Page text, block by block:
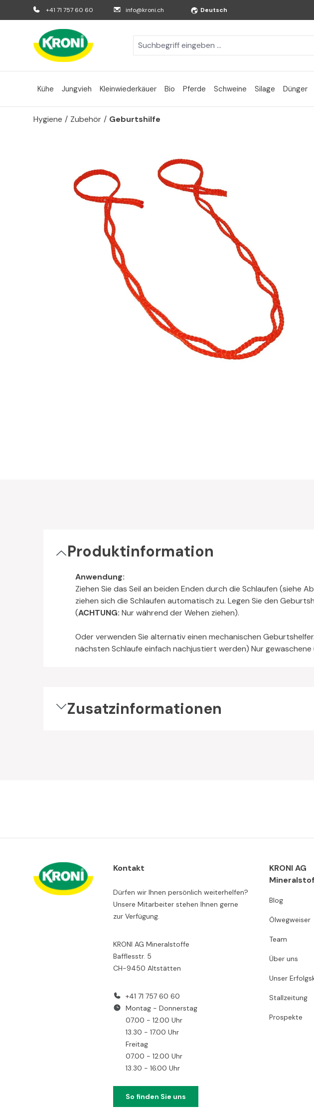
Hauptinhalt springen
Zur Suche springen
Zur Hauptnavigation springen
+41 71 757 60 60 info@kroni.ch Deutsch
Kühe Jungvieh Kleinwiederkäuer Bio Pferde Schweine Silage Dünger
Hygiene / Zubehör / Geburtshilfe
Produktinformation
Anwendung:
Ziehen Sie das Seil an beiden Enden durch die Schlaufen (siehe
ziehen sich die Schlaufen automatisch zu. Legen Sie den
(ACHTUNG: Nur während der Wehen ziehen).
Oder verwenden Sie alternativ einen mechanischen
nächsten Schlaufe einfach nachjustiert werden) Nur
Zusatzinformationen
Kontakt
Dürfen wir Ihnen persönlich weiterhelfen?
Unsere Mitarbeiter stehen Ihnen gerne
zur Verfügung.
KRONI AG Mineralstoffe
Bafflesstr. 5
CH-9450 Altstätten
+41 71 757 60 60
Montag - Donnerstag
07.00 - 12.00 Uhr
13.30 - 17.00 Uhr
Freitag
07.00 - 12.00 Uhr
13.30 - 16.00 Uhr
So finden Sie uns
KRONI AG
Blog
Ölwegweiser
Team
Über uns
Unser
Stallzeitung
Prospekte